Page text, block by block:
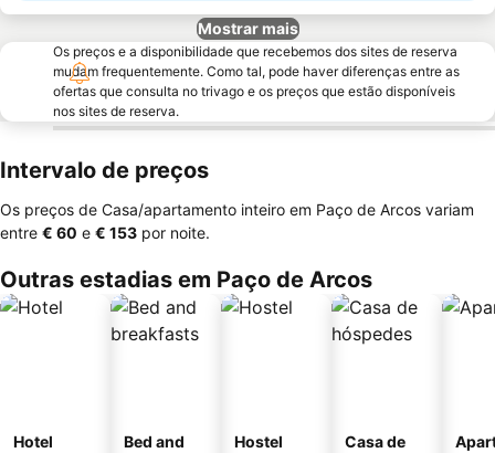
Mostrar mais
Os preços e a disponibilidade que recebemos dos sites de reserva
mudam frequentemente. Como tal, pode haver diferenças entre as
ofertas que consulta no trivago e os preços que estão disponíveis
nos sites de reserva.
Intervalo de preços
Os preços de Casa/apartamento inteiro em Paço de Arcos variam
entre ‎€ 60 e ‎€ 153 por noite.
Outras estadias em Paço de Arcos
Hotel
Bed and
Hostel
Casa de